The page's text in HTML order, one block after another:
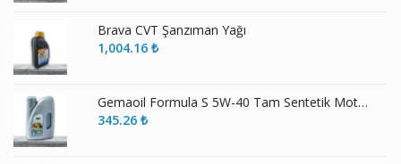
Brava CVT Şanzıman Yağı
1,004.16 ₺
Gemaoil Formula S 5W-40 Tam Sentetik Motor Yağı
345.26 ₺